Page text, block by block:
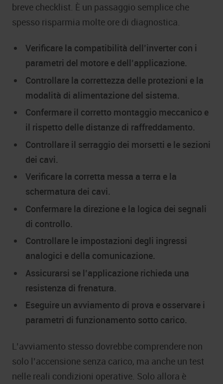
breve checklist. È un passaggio semplice che
spesso risparmia molte ore di diagnostica.
Verificare la compatibilità dell’inverter con i
parametri del motore e dell’applicazione.
Controllare la correttezza delle protezioni e la
modalità di alimentazione del sistema.
Confermare il corretto montaggio meccanico e
il rispetto delle distanze di raffreddamento.
Controllare il serraggio dei morsetti e le sezioni
dei cavi.
Verificare la corretta messa a terra e la
schermatura dei cavi.
Confermare la direzione e la logica dei segnali
di controllo.
Controllare le impostazioni degli ingressi
analogici e della comunicazione.
Assicurarsi se l’applicazione richieda una
resistenza di frenatura.
Eseguire un avviamento di prova e osservare i
parametri di funzionamento sotto carico.
L’avviamento stesso dovrebbe comprendere non
solo l’accensione senza carico, ma anche un test
nelle reali condizioni operative. Solo allora è